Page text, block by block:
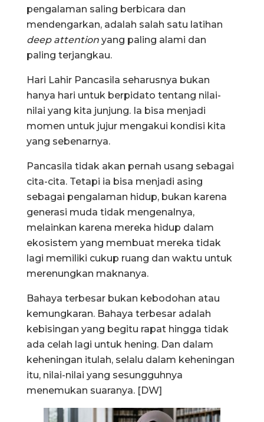
pengalaman saling berbicara dan
mendengarkan, adalah salah satu latihan
deep attention yang paling alami dan
paling terjangkau.
Hari Lahir Pancasila seharusnya bukan
hanya hari untuk berpidato tentang nilai-
nilai yang kita junjung. Ia bisa menjadi
momen untuk jujur mengakui kondisi kita
yang sebenarnya.
Pancasila tidak akan pernah usang sebagai
cita-cita. Tetapi ia bisa menjadi asing
sebagai pengalaman hidup, bukan karena
generasi muda tidak mengenalnya,
melainkan karena mereka hidup dalam
ekosistem yang membuat mereka tidak
lagi memiliki cukup ruang dan waktu untuk
merenungkan maknanya.
Bahaya terbesar bukan kebodohan atau
kemungkaran. Bahaya terbesar adalah
kebisingan yang begitu rapat hingga tidak
ada celah lagi untuk hening. Dan dalam
keheningan itulah, selalu dalam keheningan
itu, nilai-nilai yang sesungguhnya
menemukan suaranya. [DW]